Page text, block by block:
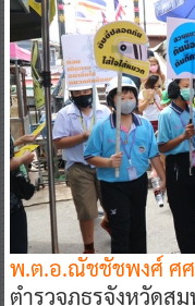
พ.ต.อ.ณัชชัชพงศ์ ศ
ตำรวจภูธรจังหวัดส